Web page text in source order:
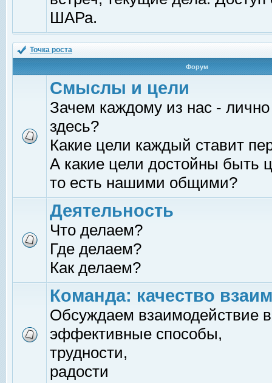
ШАРа.
Точка роста
Форум
Смыслы и цели
Зачем каждому из нас -
здесь?
Какие цели каждый ставит
А какие цели достойны быть
то есть нашими общими?
Деятельность
Что делаем?
Где делаем?
Как делаем?
Команда: качество
Обсуждаем взаимодействие
эффективные способы,
трудности,
радости